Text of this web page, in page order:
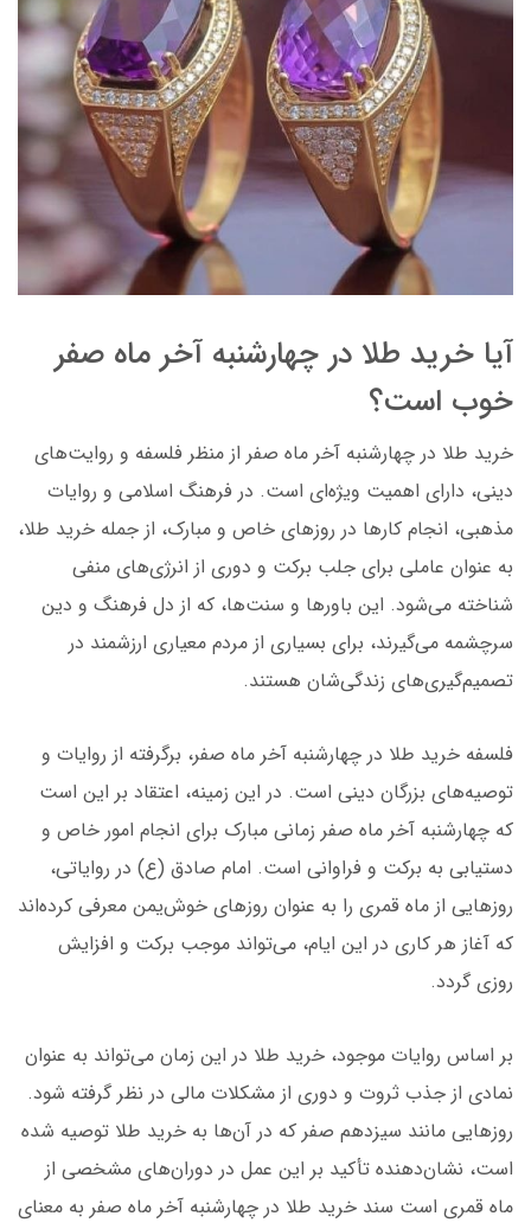
آیا خرید طلا در چهارشنبه آخر ماه صفر
خوب است؟
خرید طلا در چهارشنبه آخر ماه صفر از منظر فلسفه و روایت‌های
دینی، دارای اهمیت ویژه‌ای است. در فرهنگ اسلامی و روایات
مذهبی، انجام کارها در روزهای خاص و مبارک، از جمله خرید طلا،
به عنوان عاملی برای جلب برکت و دوری از انرژی‌های منفی
شناخته می‌شود. این باورها و سنت‌ها، که از دل فرهنگ و دین
سرچشمه می‌گیرند، برای بسیاری از مردم معیاری ارزشمند در
تصمیم‌گیری‌های زندگی‌شان هستند.
فلسفه خرید طلا در چهارشنبه آخر ماه صفر، برگرفته از روایات و
توصیه‌های بزرگان دینی است. در این زمینه، اعتقاد بر این است
که چهارشنبه آخر ماه صفر زمانی مبارک برای انجام امور خاص و
دستیابی به برکت و فراوانی است. امام صادق (ع) در روایاتی،
روزهایی از ماه قمری را به عنوان روزهای خوش‌یمن معرفی کرده‌اند
که آغاز هر کاری در این ایام، می‌تواند موجب برکت و افزایش
روزی گردد.
بر اساس روایات موجود، خرید طلا در این زمان می‌تواند به عنوان
نمادی از جذب ثروت و دوری از مشکلات مالی در نظر گرفته شود.
روزهایی مانند سیزدهم صفر که در آن‌ها به خرید طلا توصیه شده
است، نشان‌دهنده تأکید بر این عمل در دوران‌های مشخصی از
ماه قمری است سند خرید طلا در چهارشنبه آخر ماه صفر به معنای